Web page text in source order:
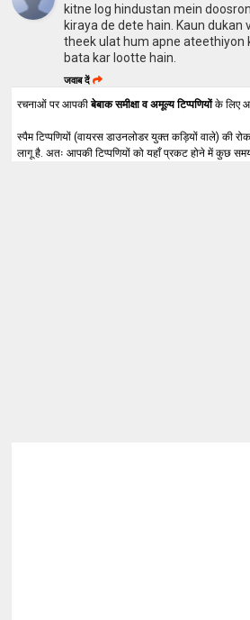
kitne log hindustan mein
kiraya de dete hain. Kaun dukan
theek ulat hum apne ateethiyon
bata kar lootte hain.
जवाब दें
रचनाओं पर आपकीबेबाक समीक्षा व अमूल्य टिप्पणियोंके लिए
स्पैम टिप्पणियों (वायरस डाउनलोडर युक्त कड़ियों वाले) की
लागू है. अतः आपकी टिप्पणियों को यहाँ प्रकट होने में कुछ